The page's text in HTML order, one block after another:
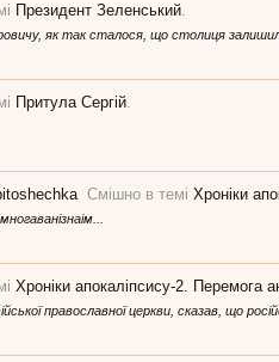
Президент Зеленський.
як так сталося, що столиця
Притула Сергій.
Смішно в темі Хроніки
Хроніки апокаліпсису-2. Перемога
православної церкви, сказав, що